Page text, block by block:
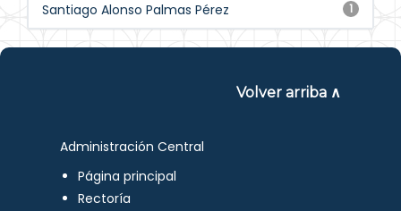
1
Santiago Alonso Palmas Pérez
Volver arriba ∧
Administración Central
Página principal
Rectoría